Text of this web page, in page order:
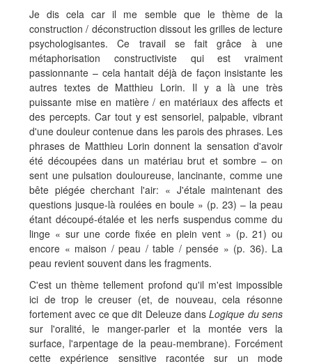
Je dis cela car il me semble que le thème de la
construction / déconstruction dissout les grilles de lecture
psychologisantes. Ce travail se fait grâce à une
métaphorisation constructiviste qui est vraiment
passionnante – cela hantait déjà de façon insistante les
autres textes de Matthieu Lorin. Il y a là une très
puissante mise en matière / en matériaux des affects et
des percepts. Car tout y est sensoriel, palpable, vibrant
d'une douleur contenue dans les parois des phrases. Les
phrases de Matthieu Lorin donnent la sensation d'avoir
été découpées dans un matériau brut et sombre – on
sent une pulsation douloureuse, lancinante, comme une
bête piégée cherchant l'air: « J'étale maintenant des
questions jusque-là roulées en boule » (p. 23) – la peau
étant découpé-étalée et les nerfs suspendus comme du
linge « sur une corde fixée en plein vent » (p. 21) ou
encore « maison / peau / table / pensée » (p. 36). La
peau revient souvent dans les fragments.
C'est un thème tellement profond qu'il m'est impossible
ici de trop le creuser (et, de nouveau, cela résonne
fortement avec ce que dit Deleuze dansLogique du sens
sur l'oralité, le manger-parler et la montée vers la
surface, l'arpentage de la peau-membrane). Forcément
cette expérience sensitive racontée sur un mode